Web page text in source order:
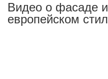
Видео о фасаде
европейском